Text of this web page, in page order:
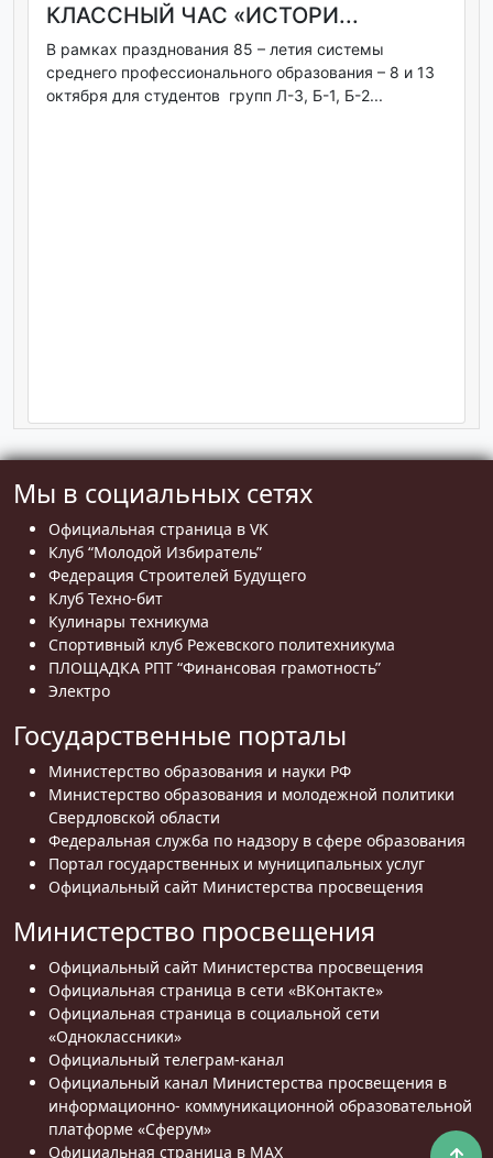
КЛАССНЫЙ ЧАС «ИСТОРИ...
В рамках празднования 85 – летия системы
среднего профессионального образования – 8 и 13
октября для студентов групп Л-3, Б-1, Б-2...
Мы в социальных сетях
Официальная страница в VK
Клуб “Молодой Избиратель”
Федерация Строителей Будущего
Клуб Техно-бит
Кулинары техникума
Спортивный клуб Режевского политехникума
ПЛОЩАДКА РПТ “Финансовая грамотность”
Электро
Государственные порталы
Министерство образования и науки РФ
Министерство образования и молодежной политики
Свердловской области
Федеральная служба по надзору в сфере образования
Портал государственных и муниципальных услуг
Официальный сайт Министерства просвещения
Министерство просвещения
Официальный сайт Министерства просвещения
Официальная страница в сети «ВКонтакте»
Официальная страница в социальной сети
«Одноклассники»
Официальный телеграм-канал
Официальный канал Министерства просвещения в
информационно- коммуникационной образовательной
платформе «Сферум»
Официальная страница в MAX